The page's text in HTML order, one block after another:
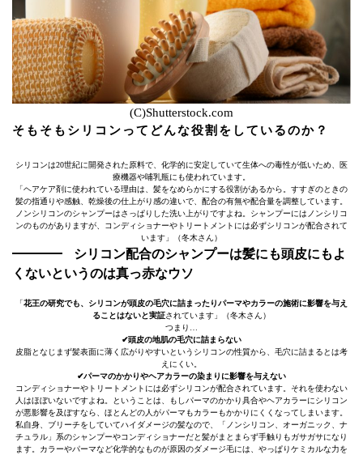
(C)Shutterstock.com
そもそもシリコンってどんな役割をしているのか？
シリコンは20世紀に開発された原料で、化学的に安定していて生体への毒性が低いため、医
療機器や哺乳瓶にも使われています。
「ヘアケア剤に使われている理由は、髪をなめらかにする役割があるから。すすぎのときの
髪の指通りや感触、乾燥後の仕上がり感の違いで、配合の有無や配合量を調整しています。
ノンシリコンのシャンプーはさっぱりした洗い上がりですよね。シャンプーにはノンシリコ
ンのものがありますが、コンディショナーやトリートメントには必ずシリコンが配合されて
います」（冬木さん）
シリコン配合のシャンプーは髪にも頭皮にもよ
くないというのは真っ赤なウソ
「花王の研究でも、シリコンが頭皮の毛穴に詰まったりパーマやカラーの施術に影響を与え
ることはないと実証されています」（冬木さん）
つまり…
✔︎頭皮の地肌の毛穴に詰まらない
皮脂となじまず髪表面に薄く広がりやすいというシリコンの性質から、毛穴に詰まるとは考
えにくい。
✔︎パーマのかかりやヘアカラーの染まりに影響を与えない
コンディショナーやトリートメントには必ずシリコンが配合されています。それを使わない
人はほぼいないですよね。ということは、もしパーマのかかり具合やヘアカラーにシリコン
が悪影響を及ぼすなら、ほとんどの人がパーマもカラーもかかりにくくなってしまいます。
私自身、ブリーチをしていてハイダメージの髪なので、「ノンシリコン、オーガニック、ナ
チュラル」系のシャンプーやコンディショナーだと髪がまとまらず手触りもガサガサになり
ます。カラーやパーマなど化学的なものが原因のダメージ毛には、やっぱりケミカルな力を